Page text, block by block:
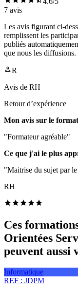
7 avis
Les avis figurant ci-
remplissent les
publiés
que nous les diffusions.
R
Avis de RH
Retour d’expérience
Mon avis sur le
"Formateur agréable"
Ce que j'ai le plus
"Maitrise du sujet par
RH
Ces
Orientées
peuvent aussi
Informatique
REF : JDPM